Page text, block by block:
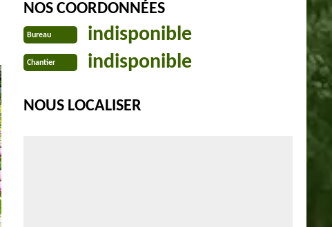
NOS COORDONNÉES
Bureau indisponible
Chantier indisponible
NOUS LOCALISER